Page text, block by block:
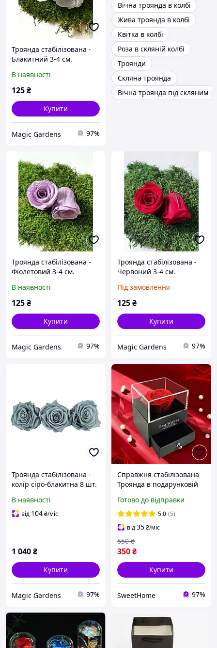
Троянда стабілізована -
Блакитний 3-4 см.
В наявності
125₴
Купити
Magic Gardens 97%
Вічна троянда в колбі
Жива троянда в колбі
Квітка в колбі
Роза в скляній колбі
Троянди
Скляна троянда
Вічна троянда під скляним
Троянда стабілізована -
Фіолетовий 3-4 см.
В наявності
125₴
Купити
Magic Gardens 97%
Троянда стабілізована -
Червоний 3-4 см.
Під замовлення
125₴
Купити
Magic Gardens 97%
Троянда стабілізована -
колір сіро-блакитна 8 шт.
В наявності
від 104₴/міс
1 040₴
Купити
Magic Gardens 97%
Справжня стабілізована
Троянда в подарунковій
Подарунок дівчині на 8
березня
Готово до відправки
5.0 (5)
від35₴/міс
350₴
550 ₴
Купити
SweetHome 97%